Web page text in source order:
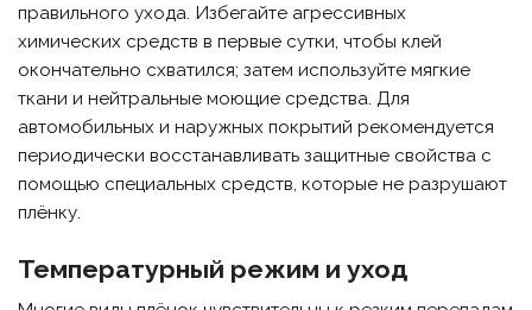
правильного ухода. Избегайте агрессивных
химических средств в первые сутки, чтобы клей
окончательно схватился; затем используйте мягкие
ткани и нейтральные моющие средства. Для
автомобильных и наружных покрытий рекомендуется
периодически восстанавливать защитные свойства с
помощью специальных средств, которые не разрушают
плёнку.
Температурный режим и уход